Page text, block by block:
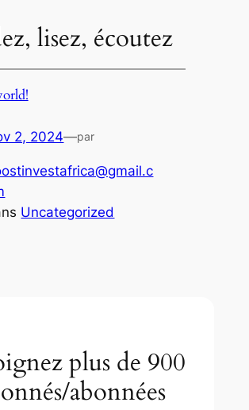
lisez, écoutez
2, 2024—par
Uncategorized
plus de 900
abonnées